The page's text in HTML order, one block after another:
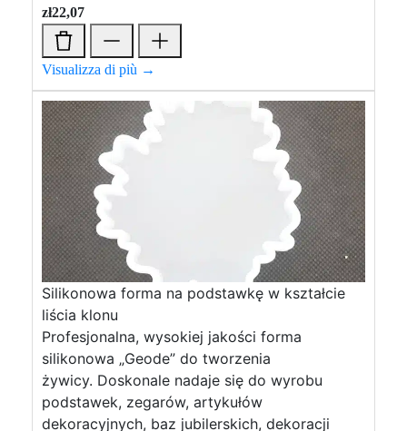
zł22,07
Visualizza di più →
Silikonowa forma na podstawkę w kształcie
liścia klonu
Profesjonalna, wysokiej jakości forma
silikonowa „Geode” do tworzenia
żywicy. Doskonale nadaje się do wyrobu
podstawek, zegarów, artykułów
dekoracyjnych, baz jubilerskich, dekoracji